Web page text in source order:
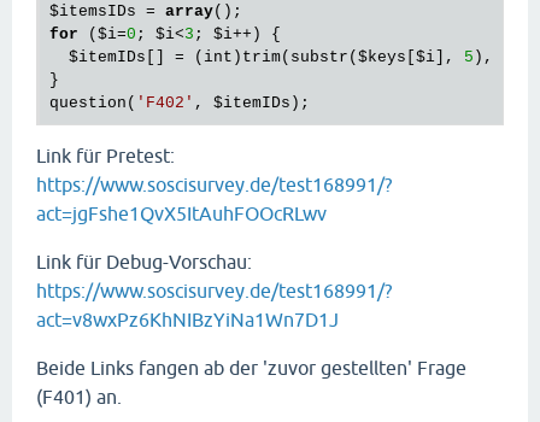
$itemsIDs = array
for ( $i=0 ; $i<3 ; $i++) {
$itemIDs [] = (int)trim(substr( $keys $i ], 5 ),
}
question( 'F402' , $itemIDs
Link für Pretest:
https://www.soscisurvey.de/test168991/?
act=jgFshe1QvX5ItAuhFOOcRLwv
Link für Debug-Vorschau:
https://www.soscisurvey.de/test168991/?
act=v8wxPz6KhNIBzYiNa1Wn7D1J
Beide Links fangen ab der 'zuvor gestellten' Frage
(F401) an.